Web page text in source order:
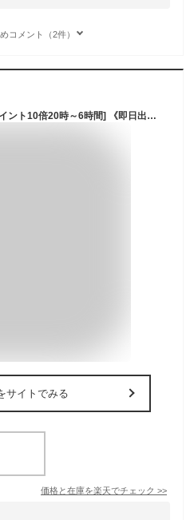
コメント（2件）
[25日限定10％OFFクーポン＋ポイント10倍20時～6時間] 《即日出荷》 シャコ万力 B型 100mm クランプ シャコマン シャコ万 日本製 固定 木材カット DIY 手軽 本格的 ロブテックス ロブスター LOBTEX LOBSTER スタンダードタイプ エコシリーズ
サイトでみる
価格と在庫を楽天でチェック >>